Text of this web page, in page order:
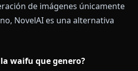
de imágenes únicamente
NovelAI es una alternativa
waifu que genero?